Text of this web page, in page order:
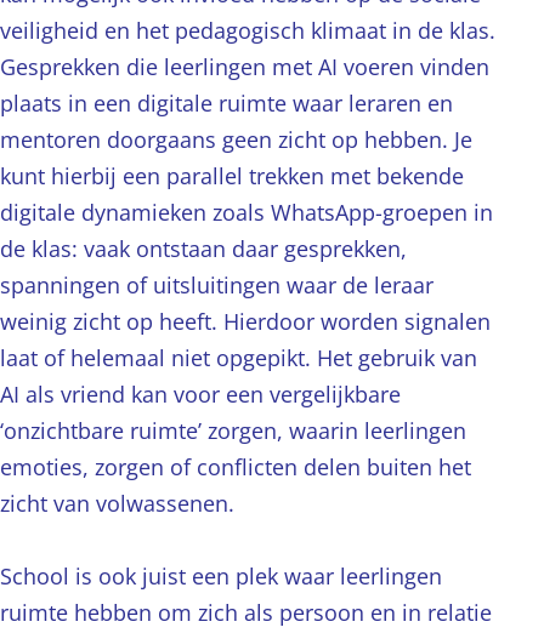
veiligheid en het pedagogisch klimaat in de klas.
Gesprekken die leerlingen met AI voeren vinden
plaats in een digitale ruimte waar leraren en
mentoren doorgaans geen zicht op hebben. Je
kunt hierbij een parallel trekken met bekende
digitale dynamieken zoals WhatsApp-groepen in
de klas: vaak ontstaan daar gesprekken,
spanningen of uitsluitingen waar de leraar
weinig zicht op heeft. Hierdoor worden signalen
laat of helemaal niet opgepikt. Het gebruik van
AI als vriend kan voor een vergelijkbare
‘onzichtbare ruimte’ zorgen, waarin leerlingen
emoties, zorgen of conflicten delen buiten het
zicht van volwassenen.
School is ook juist een plek waar leerlingen
ruimte hebben om zich als persoon en in relatie